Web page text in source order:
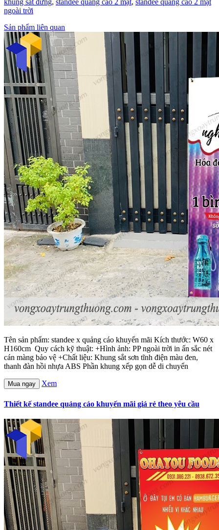
khung sắt đứng, standee quảng cáo 2 mặt, standee quảng cáo 2 mặt
ngoài trời
Sản phẩm liên quan
Tên sản phẩm: standee x quảng cáo khuyến mãi Kích thước: W60 x
H160cm Quy cách kỹ thuật: +Hình ảnh: PP ngoài trời in ấn sắc nét
cán màng bảo vệ +Chất liệu: Khung sắt sơn tĩnh điện màu đen,
thanh đàn hồi nhựa ABS Phần khung xếp gọn dễ di chuyển
Mua ngay Xem
Thiết kế standee quảng cáo khuyến mãi giá rẻ theo yêu cầu